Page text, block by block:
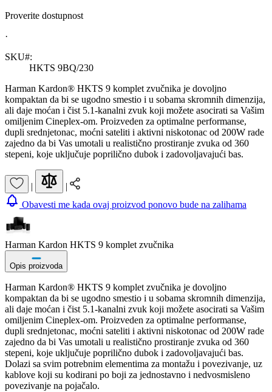
Proverite dostupnost
·
SKU#:
HKTS 9BQ/230
Harman Kardon® HKTS 9 komplet zvučnika je dovoljno
kompaktan da bi se ugodno smestio i u sobama skromnih dimenzija,
ali daje moćan i čist 5.1-kanalni zvuk koji možete asocirati sa Vašim
omiljenim Cineplex-om. Proizveden za optimalne performanse,
dupli srednjetonac, moćni sateliti i aktivni niskotonac od 200W rade
zajedno da bi Vas umotali u realistično prostiranje zvuka od 360
stepeni, koje uključuje poprilično dubok i zadovoljavajući bas.
|
|
Obavesti me kada ovaj proizvod ponovo bude na zalihama
Harman Kardon HKTS 9 komplet zvučnika
Opis proizvoda
Harman Kardon® HKTS 9 komplet zvučnika je dovoljno
kompaktan da bi se ugodno smestio i u sobama skromnih dimenzija,
ali daje moćan i čist 5.1-kanalni zvuk koji možete asocirati sa Vašim
omiljenim Cineplex-om. Proizveden za optimalne performanse,
dupli srednjetonac, moćni sateliti i aktivni niskotonac od 200W rade
zajedno da bi Vas umotali u realistično prostiranje zvuka od 360
stepeni, koje uključuje poprilično dubok i zadovoljavajući bas.
Dolazi sa svim potrebnim elementima za montažu i povezivanje, uz
kablove koji su kodirani po boji za jednostavno i nedvosmisleno
povezivanje na pojačalo.